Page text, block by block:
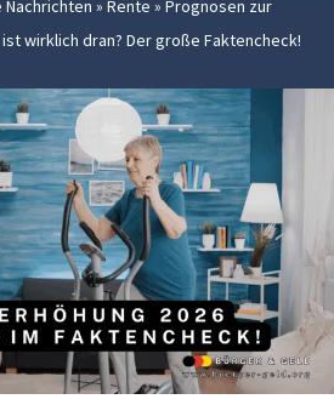
Nachrichten » Rente » Prognosen zur
wirklich dran? Der große Faktencheck!